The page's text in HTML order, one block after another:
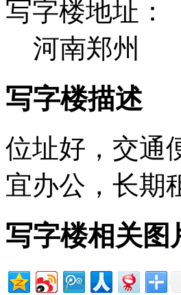
写字楼地址：
河南郑州
写字楼描述
位址好，交通
宜办公，长期
写字楼相关图